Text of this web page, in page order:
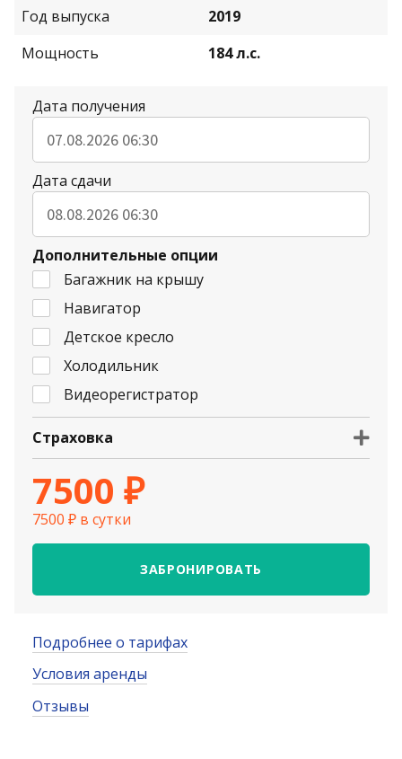
Год выпуска
2019
Мощность
184 л.с.
Дата получения
Дата сдачи
Дополнительные опции
Багажник на крышу
Навигатор
Детское кресло
Холодильник
Видеорегистратор
Страховка
7500 ₽
7500 ₽ в сутки
ЗАБРОНИРОВАТЬ
Подробнее о тарифах
Условия аренды
Отзывы